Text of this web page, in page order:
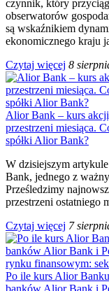
czynnik, który
obserwatorów
są wskaźnikiem
ekonomicznego kraju
Czytaj więcej 8
Alior Bank – kurs
przestrzeni miesiąca.
spółki Alior Bank?
W dzisiejszym
Bank, jednego z
Prześledzimy
przestrzeni ostatniego
Czytaj więcej 7
Po ile kurs Alior
banków Alior Bank i